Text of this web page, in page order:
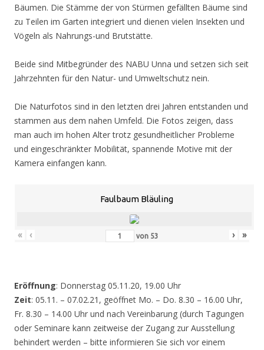
Bäumen. Die Stämme der von Stürmen gefällten Bäume sind
zu Teilen im Garten integriert und dienen vielen Insekten und
Vögeln als Nahrungs-und Brutstätte.
Beide sind Mitbegründer des NABU Unna und setzen sich seit
Jahrzehnten für den Natur- und Umweltschutz nein.
Die Naturfotos sind in den letzten drei Jahren entstanden und
stammen aus dem nahen Umfeld. Die Fotos zeigen, dass
man auch im hohen Alter trotz gesundheitlicher Probleme
und eingeschränkter Mobilität, spannende Motive mit der
Kamera einfangen kann.
Faulbaum Bläuling
« ‹ von 53 › »
Eröffnung: Donnerstag 05.11.20, 19.00 Uhr
Zeit: 05.11. – 07.02.21, geöffnet Mo. – Do. 8.30 – 16.00 Uhr,
Fr. 8.30 – 14.00 Uhr und nach Vereinbarung (durch Tagungen
oder Seminare kann zeitweise der Zugang zur Ausstellung
behindert werden – bitte informieren Sie sich vor einem